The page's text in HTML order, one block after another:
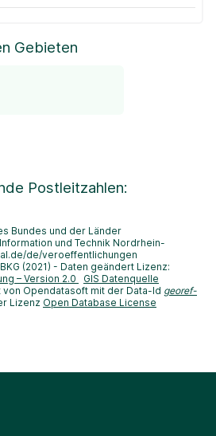
Gebieten
Postleitzahlen:
Bundes und der Länder
und Technik Nordrhein-
de/veroeffentlichungen
(2021) - Daten geändert Lizenz:
– Version 2.0
GIS Datenquelle
Opendatasoft mit der Data-Id georef-
Lizenz Open Database License